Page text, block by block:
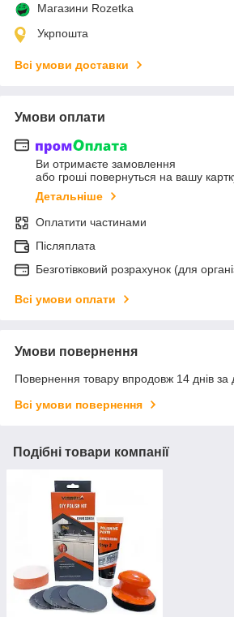
Магазини Rozetka
Укрпошта
Всі умови доставки
Умови оплати
Ви отримаєте замовлення
або гроші повернуться на вашу
Детальніше
Оплатити частинами
Післяплата
Безготівковий розрахунок (для
Всі умови оплати
Умови повернення
Повернення товару впродовж 14 днів за
Всі умови повернення
Подібні товари компанії